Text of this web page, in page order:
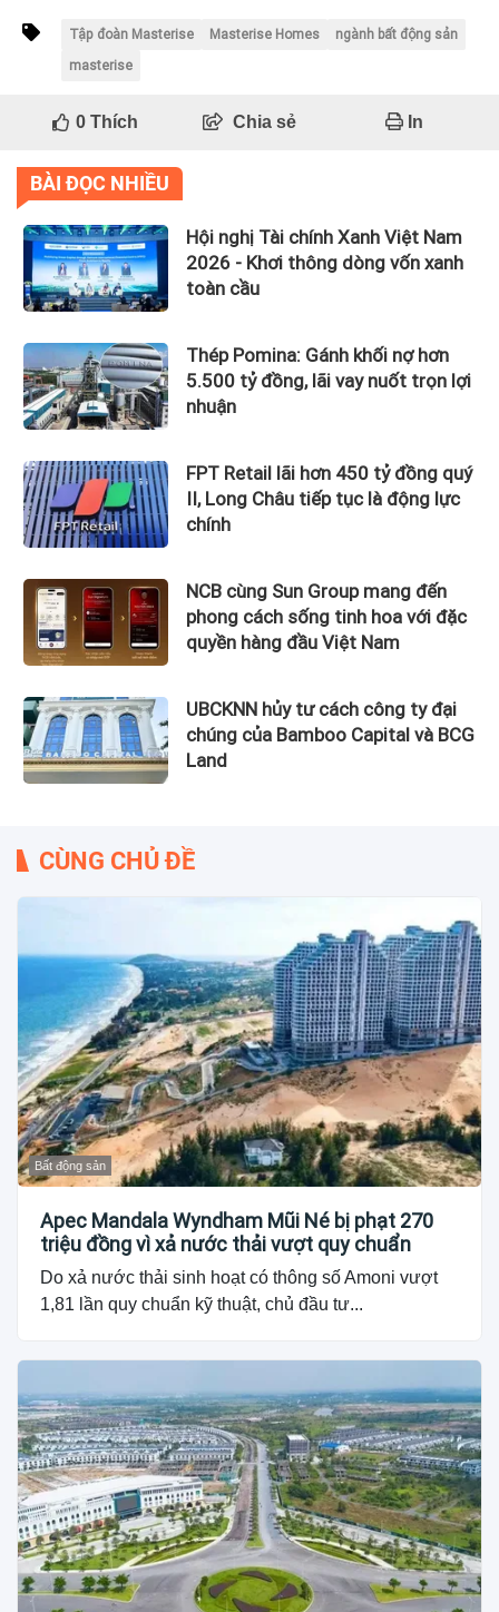
Tập đoàn Masterise Masterise Homes
ngành bất động sản
masterise
0Thích Chia sẻ In
BÀI ĐỌC NHIỀU
Hội nghị Tài chính Xanh Việt Nam
2026 - Khơi thông dòng vốn xanh
toàn cầu
Thép Pomina: Gánh khối nợ hơn
5.500 tỷ đồng, lãi vay nuốt trọn lợi
nhuận
FPT Retail lãi hơn 450 tỷ đồng quý
II, Long Châu tiếp tục là động lực
chính
NCB cùng Sun Group mang đến
phong cách sống tinh hoa với đặc
quyền hàng đầu Việt Nam
UBCKNN hủy tư cách công ty đại
chúng của Bamboo Capital và BCG
Land
CÙNG CHỦ ĐỀ
Bất động sản
Apec Mandala Wyndham Mũi Né bị phạt 270
triệu đồng vì xả nước thải vượt quy chuẩn
Do xả nước thải sinh hoạt có thông số Amoni vượt
1,81 lần quy chuẩn kỹ thuật, chủ đầu tư...